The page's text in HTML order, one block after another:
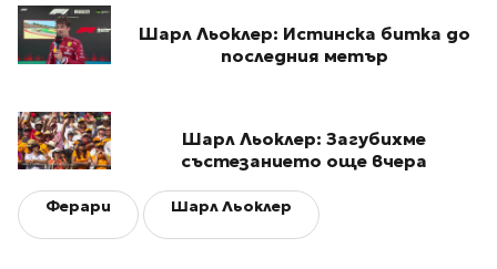
Шарл Льоклер: Истинска битка до
последния метър
Шарл Льоклер: Загубихме
състезанието още вчера
Ферари Шарл Льоклер